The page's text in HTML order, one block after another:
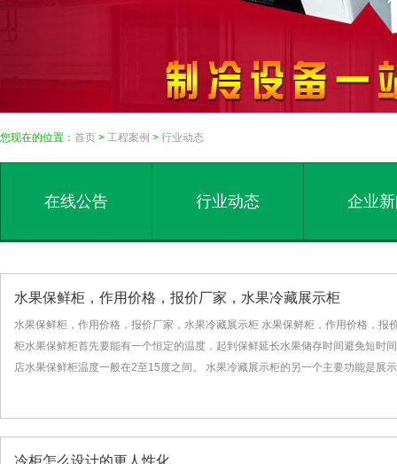
您现在的位置： 首页 > 工程案例 > 行业动态
在线公告 行业动态 企业
水果保鲜柜，作用价格，报价厂家，水果冷藏展示柜
水果保鲜柜，作用价格，报价厂家，水果冷藏展示柜 水果保鲜柜，作用价格，报
柜水果保鲜柜首先要能有一个恒定的温度，起到保鲜延长水果储存时间避免短时
店水果保鲜柜温度一般在2至15度之间。 水果冷藏展示柜的另一个主要功能是展
冷柜怎么设计的更人性化